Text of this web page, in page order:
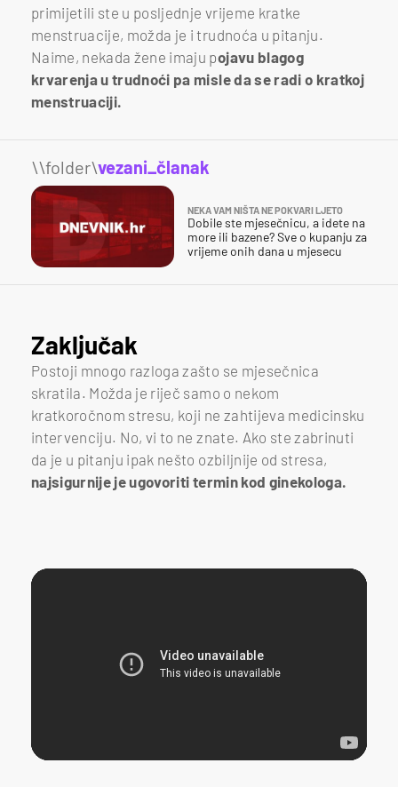
primijetili ste u posljednje vrijeme kratke
menstruacije, možda je i trudnoća u pitanju.
Naime, nekada žene imaju pojavu blagog
krvarenja u trudnoći pa misle da se radi o kratkoj
menstruaciji.
\\folder\vezani_članak
NEKA VAM NIŠTA NE POKVARI LJETO
Dobile ste mjesečnicu, a idete na
more ili bazene? Sve o kupanju za
vrijeme onih dana u mjesecu
Zaključak
Postoji mnogo razloga zašto se mjesečnica
skratila. Možda je riječ samo o nekom
kratkoročnom stresu, koji ne zahtijeva medicinsku
intervenciju. No, vi to ne znate. Ako ste zabrinuti
da je u pitanju ipak nešto ozbiljnije od stresa,
najsigurnije je ugovoriti termin kod ginekologa.